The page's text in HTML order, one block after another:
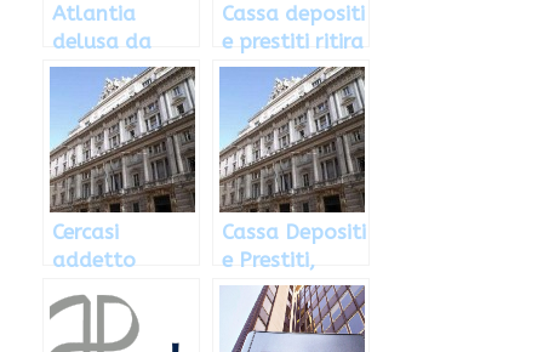
Atlantia
delusa da
offerta Cassa
Depositi e
Prestiti
Cassa depositi
e prestiti ritira
offerta per
Tim?
Cercasi
addetto
stampa per la
Cassa Depositi
Cassa Depositi
e Prestiti,
assunzioni e
stage